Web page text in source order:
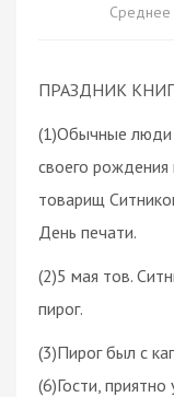
ПРАЗДНИК
(1)Обычные люди
своего рождения
товарищ
День печати.
(2)5 мая тов.
пирог.
(3)Пирог был с
(6)Гости,